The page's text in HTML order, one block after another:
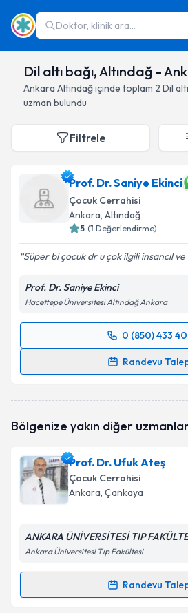
Doktor, klinik ara...
Dil altı bağı, Altındağ -
Ankara Altındağiçinde toplam 2 Dil
uzman bulundu
Filtrele
Prof. Dr. Saniye Ekinci
Çocuk Cerrahisi
Ankara, Altındağ
5 (1 Değerlendirme)
Süper bi çocuk dr u çok ilgili insancıl ve
Prof. Dr. Saniye Ekinci
Hacettepe Üniversitesi Altındağ Ankara
0 (850) 433
Randevu
Randevu Takvimi Talebi
oluşturun. Size bu uzmandan
kapsamda işlenmesini
Takvim Talebini
Bölgenize yakın diğer
Prof. Dr. Ufuk Ateş
Çocuk Cerrahisi
Ankara, Çankaya
ANKARA ÜNİVERSİTESİ TIP
Ankara Üniversitesi Tıp Fakültesi
Randevu
Randevu Takvimi Talebi